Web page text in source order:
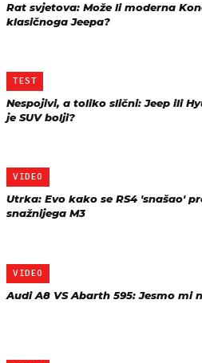
Rat svjetova: Može li moderna
klasičnoga Jeepa?
TEST
Nespojivi, a toliko slični: Jeep ili
je SUV bolji?
VIDEO
Utrka: Evo kako se RS4 'snašao'
snažnijega M3
VIDEO
Audi A8 VS Abarth 595: Jesmo mi